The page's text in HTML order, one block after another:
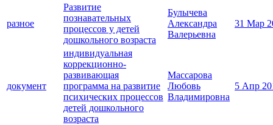
разное
Развитие
познавательных
процессов у детей
дошкольного возраста
Булычева
Александра
Валерьевна
31 Мар
документ
индивидуальная
коррекционно-
развивающая
программа на развитие
психических процессов
детей дошкольного
возраста
Массарова
Любовь
Владимировна
5 Апр